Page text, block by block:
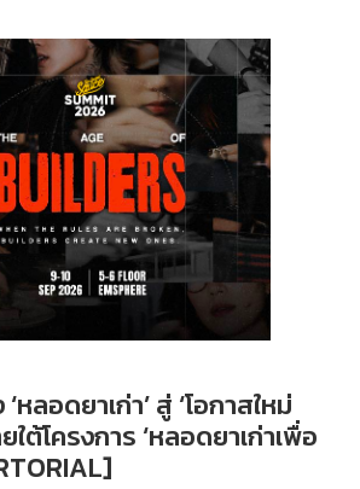
หลอดยาเก่า’ สู่ ‘โอกาสใหม่
ต้โครงการ ‘หลอดยาเก่าเพื่อ